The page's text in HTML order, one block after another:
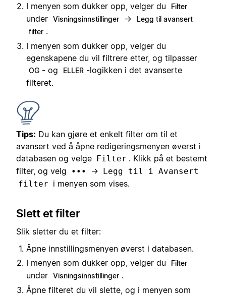
I menyen som dukker opp, velger du
Filter
under Visningsinnstillinger →
Legg til avansert
filter .
I menyen som dukker opp, velger du
egenskapene du vil filtrere etter, og tilpasser
OG - og ELLER -logikken i det avanserte
filteret.
Tips: Du kan gjøre et enkelt filter om til et
avansert ved å åpne redigeringsmenyen øverst i
databasen og velge Filter . Klikk på et bestemt
filter, og velg
••• → Legg til i Avansert
filter i menyen som vises.
Slett et filter
Slik sletter du et filter:
Åpne innstillingsmenyen øverst i databasen.
I menyen som dukker opp, velger du
Filter
under Visningsinnstillinger .
Åpne filteret du vil slette, og i menyen som